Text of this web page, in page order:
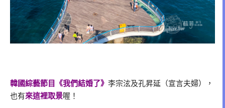
韓國綜藝節目《我們結婚了》 李宗泫及孔昇延（宣言夫婦），
也有來這裡取景喔！